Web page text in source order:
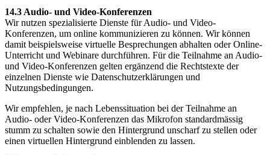
14.3 Audio- und Video-Konferenzen
Wir nutzen spezialisierte Dienste für Audio- und Video-
Konferenzen, um online kommunizieren zu können. Wir können
damit beispielsweise virtuelle Besprechungen abhalten oder Online-
Unterricht und Webinare durchführen. Für die Teilnahme an Audio-
und Video-Konferenzen gelten ergänzend die Rechtstexte der
einzelnen Dienste wie Datenschutzerklärungen und
Nutzungsbedingungen.
Wir empfehlen, je nach Lebenssituation bei der Teilnahme an
Audio- oder Video-Konferenzen das Mikrofon standardmässig
stumm zu schalten sowie den Hintergrund unscharf zu stellen oder
einen virtuellen Hintergrund einblenden zu lassen.